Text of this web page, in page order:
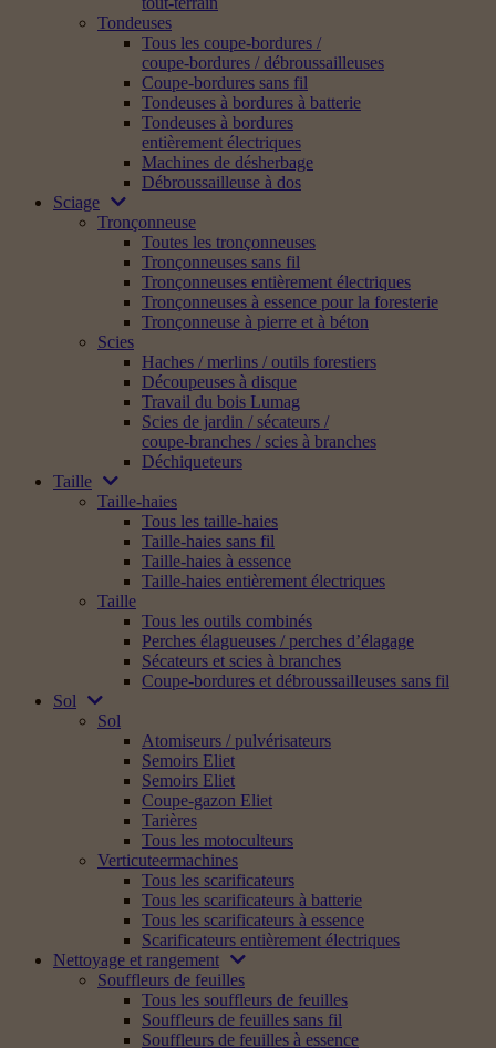
Tondeuses
Tous les coupe-bordures /
coupe-bordures / débroussailleuses
Coupe-bordures sans fil
Tondeuses à bordures à batterie
Tondeuses à bordures
entièrement électriques
Machines de désherbage
Débroussailleuse à dos
Sciage
Tronçonneuse
Toutes les tronçonneuses
Tronçonneuses sans fil
Tronçonneuses entièrement électriques
Tronçonneuses à essence pour la foresterie
Tronçonneuse à pierre et à béton
Scies
Haches / merlins / outils forestiers
Découpeuses à disque
Travail du bois Lumag
Scies de jardin / sécateurs /
coupe-branches / scies à branches
Déchiqueteurs
Taille
Taille-haies
Tous les taille-haies
Taille-haies sans fil
Taille-haies à essence
Taille-haies entièrement électriques
Taille
Tous les outils combinés
Perches élagueuses / perches d’élagage
Sécateurs et scies à branches
Coupe-bordures et débroussailleuses sans fil
Sol
Sol
Atomiseurs / pulvérisateurs
Semoirs Eliet
Semoirs Eliet
Coupe-gazon Eliet
Tarières
Tous les motoculteurs
Verticuteermachines
Tous les scarificateurs
Tous les scarificateurs à batterie
Tous les scarificateurs à essence
Scarificateurs entièrement électriques
Nettoyage et rangement
Souffleurs de feuilles
Tous les souffleurs de feuilles
Souffleurs de feuilles sans fil
Souffleurs de feuilles à essence